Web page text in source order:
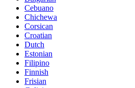
Cebuano
Chichewa
Corsican
Croatian
Dutch
Estonian
Filipino
Finnish
Frisian